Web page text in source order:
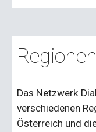
Regionen
Das Netzwerk
verschiedenen
Österreich und